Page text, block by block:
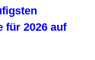
für 2026 auf